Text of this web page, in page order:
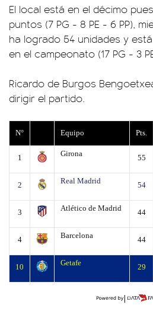
El local está en el décimo
puntos (7 PG - 8 PE - 6 PP),
ha logrado 54 unidades y
en el campeonato (17 PG - 3
Ricardo de Burgos
dirigir el partido.
N° Equipo Pts.
1 Girona 55
2 Real Madrid 54
3 Atlético de Madrid 44
4 Barcelona 44
10 Getafe 29